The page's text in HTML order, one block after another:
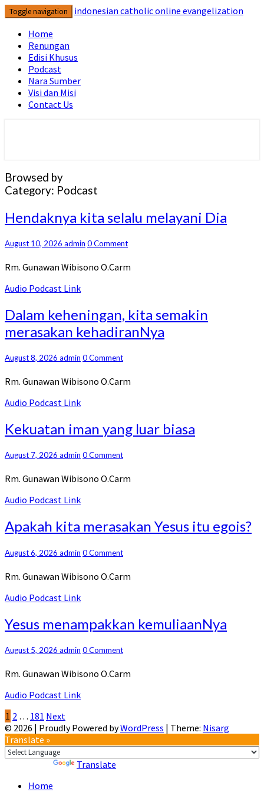
Skip
to
content
Toggle navigation
indonesian catholic online evangelization
Home
Renungan
Edisi Khusus
Podcast
Nara Sumber
Visi dan Misi
Contact Us
Browsed by
Category: Podcast
Hendaknya
kita
melayani
Hendaknya kita selalu melayani Dia
August 10, 2026 admin Comments
0 Comment
Rm. Gunawan Wibisono O.Carm
Audio Podcast Link
Dalam
keheningan,
kita
merasakan
Dalam keheningan, kita semakin
merasakan kehadiranNya
August 8, 2026 admin Comments
0 Comment
Rm. Gunawan Wibisono O.Carm
Audio Podcast Link
Kekuatan
iman
yang
luar
biasa
Kekuatan iman yang luar biasa
August 7, 2026 admin Comments
0 Comment
Rm. Gunawan Wibisono O.Carm
Audio Podcast Link
Apakah
kita
Yesus
egois?
Apakah kita merasakan Yesus itu egois?
August 6, 2026 admin Comments
0 Comment
Rm. Gunawan Wibisono O.Carm
Audio Podcast Link
Yesus
menampakkan
Yesus menampakkan kemuliaanNya
August 5, 2026 admin Comments
0 Comment
Rm. Gunawan Wibisono O.Carm
Audio Podcast Link
Posts
pagination
1 2 … 181 Next
© 2026 | Proudly Powered byWordPress | Theme: Nisarg
Translate »
Translate
Home